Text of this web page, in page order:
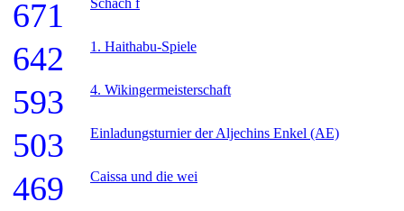
671 Schach f
642 1. Haithabu-Spiele
593 4. Wikingermeisterschaft
503 Einladungsturnier der Aljechins Enkel (AE)
469 Caissa und die wei